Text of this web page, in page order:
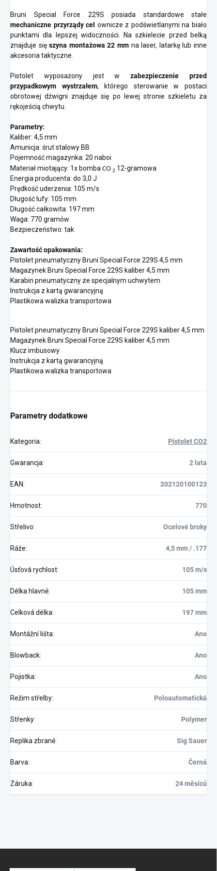
Bruni Special Force 229S posiada standardowe stałe
mechaniczne przyrządy cel ownicze z podświetlanymi na biało
punktami dla lepszej widoczności. Na szkielecie przed belką
znajduje sięszyna montażowa 22 mm na laser, latarkę lub inne
akcesoria taktyczne.
Pistolet wyposażony jest wzabezpieczenie przed
przypadkowym wystrzałem, którego sterowanie w postaci
obrotowej dźwigni znajduje się po lewej stronie szkieletu za
rękojeścią chwytu.
Parametry:
Kaliber: 4,5 mm
Amunicja: śrut stalowy BB
Pojemność magazynka: 20 naboi
Materiał miotający: 1x bomba CO 2 12-gramowa
Energia producenta: do 3,0 J
Prędkość uderzenia: 105 m/s
Długość lufy: 105 mm
Długość całkowita: 197 mm
Waga: 770 gramów
Bezpieczeństwo: tak
Zawartość opakowania:
Pistolet pneumatyczny Bruni Special Force 229S 4,5 mm
Magazynek Bruni Special Force 229S kaliber 4,5 mm
Karabin pneumatyczny ze specjalnym uchwytem
Instrukcja z kartą gwarancyjną
Plastikowa walizka transportowa
Pistolet pneumatyczny Bruni Special Force 229S kaliber 4,5 mm
Magazynek Bruni Special Force 229S kaliber 4,5 mm
Klucz imbusowy
Instrukcja z kartą gwarancyjną
Plastikowa walizka transportowa
Parametry dodatkowe
Kategoria: Pistolet CO2
Gwarancja: 2 lata
EAN: 202120100123
Hmotnost: 770
Střelivo: Ocelové broky
Ráže: 4,5 mm / .177
Úsťová rychlost: 105 m/s
Délka hlavně: 105 mm
Celková délka: 197 mm
Montážní lišta: Ano
Blowback: Ano
Pojistka: Ano
Režim střelby: Poloautomatická
Střenky: Polymer
Replika zbraně: Sig Sauer
Barva: Černá
Záruka: 24 měsíců